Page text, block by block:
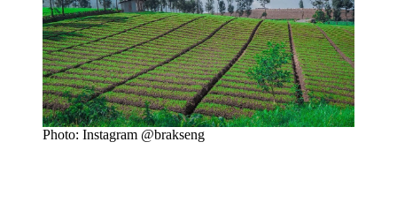
Photo: Instagram @brakseng